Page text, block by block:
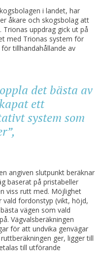
i landet, har
åkare och skogsbolag att
uppdrag gick ut på
med Trionas system för
tillhandahållande av
det bästa av
ett
system som
angiven slutpunkt beräknar
baserat på pristabeller
viss rutt med. Möjlighet
fordonstyp (vikt, höjd,
vägen som vald
Vägvalsberäkningen
för att undvika genvägar
ger, ligger till
till utförande